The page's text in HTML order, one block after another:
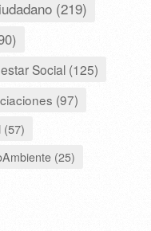
(219)
Social (125)
(97)
(57)
(25)